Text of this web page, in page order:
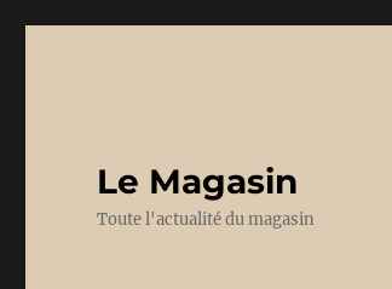
Le Magasin
Toute l'actualité du magasin